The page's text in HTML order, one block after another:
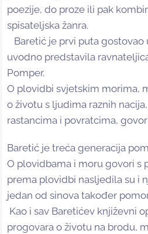
poezije, do proze ili pak
spisateljska žanra.
Baretić je prvi puta gostovao
uvodno predstavila
Pomper.
O plovidbi svjetskim morima,
o životu s ljudima raznih
rastancima i povratcima,
Baretić je treća generacija
O plovidbama i moru govori s
prema plovidbi nasljedila su i
jedan od sinova također
Kao i sav Baretićev književni
progovara o životu na brodu,